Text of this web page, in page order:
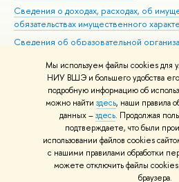
Мы используем файлы cookies для
НИУ ВШЭ и большего удобства
подробную информацию об
можно найти здесь, наши правила
данных –здесь. Продолжая
подтверждаете, что были
использовании файлов cookies
с нашими правилами обработки
можете отключить файлы cookies
браузера.
Сведения о доходах, расходах, об
обязательствах имущественного
Сведения об образовательной
Людям с ограниченными возможностями
Единая платежная страница
Работа в Вышке
© НИУ ВШЭ 1993–2026 Адреса и
материалов Политика
Шрифты HSE Sans и HSE Slab